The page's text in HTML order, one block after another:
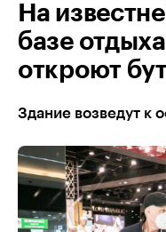
На
базе
откроют
Здание возведут к